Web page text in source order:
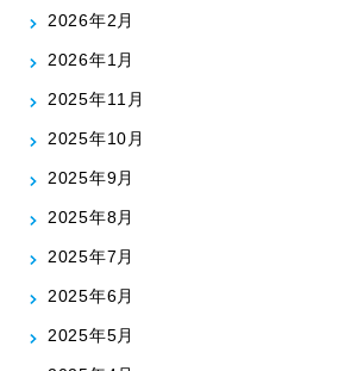
2026年2月
2026年1月
2025年11月
2025年10月
2025年9月
2025年8月
2025年7月
2025年6月
2025年5月